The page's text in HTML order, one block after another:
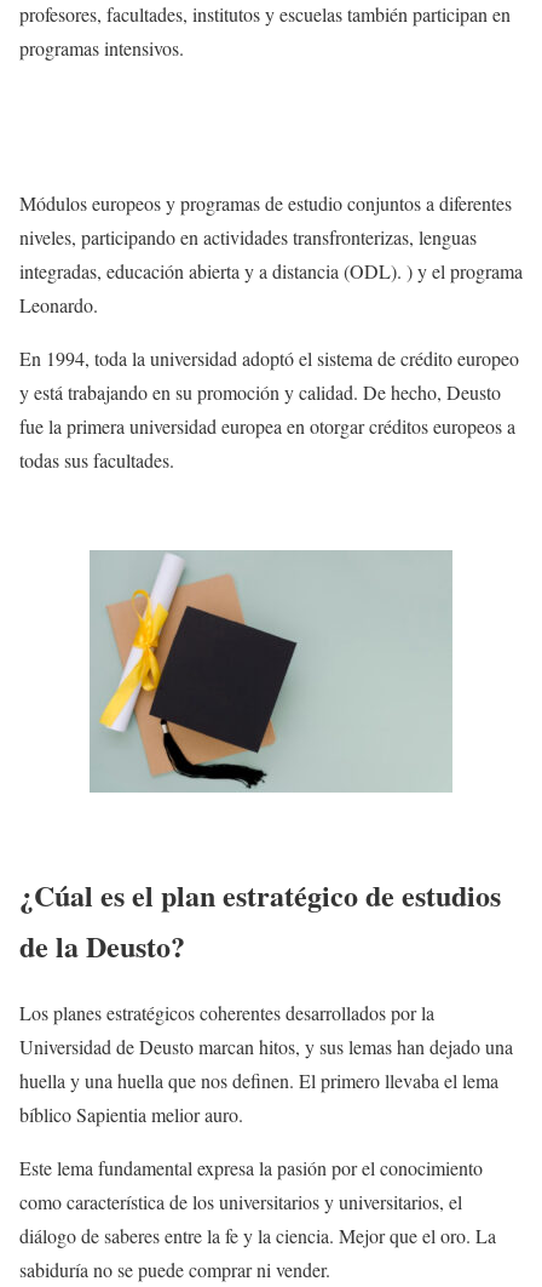
profesores, facultades, institutos y escuelas también participan en
programas intensivos.
Módulos europeos y programas de estudio conjuntos a diferentes
niveles, participando en actividades transfronterizas, lenguas
integradas, educación abierta y a distancia (ODL). ) y el programa
Leonardo.
En 1994, toda la universidad adoptó el sistema de crédito europeo
y está trabajando en su promoción y calidad. De hecho, Deusto
fue la primera universidad europea en otorgar créditos europeos a
todas sus facultades.
¿Cúal es el plan estratégico de estudios
de la Deusto?
Los planes estratégicos coherentes desarrollados por la
Universidad de Deusto marcan hitos, y sus lemas han dejado una
huella y una huella que nos definen. El primero llevaba el lema
bíblico Sapientia melior auro.
Este lema fundamental expresa la pasión por el conocimiento
como característica de los universitarios y universitarios, el
diálogo de saberes entre la fe y la ciencia. Mejor que el oro. La
sabiduría no se puede comprar ni vender.